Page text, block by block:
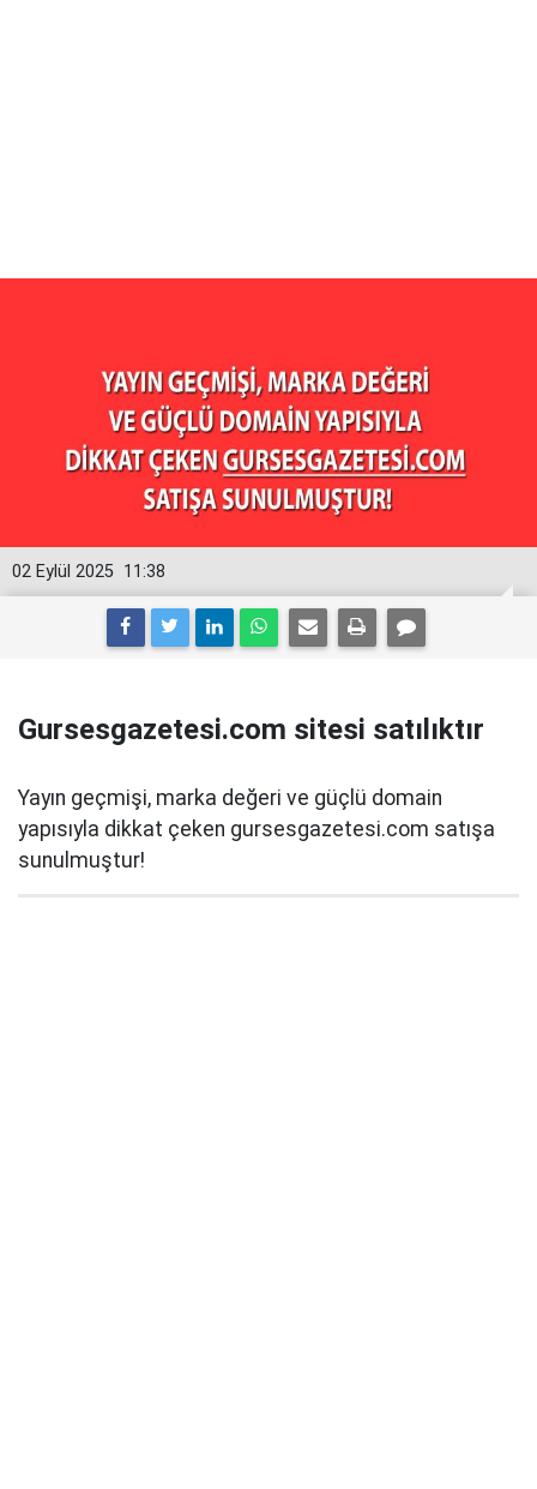
11:38
02 Eylül 2025
Gursesgazetesi.com sitesi satılıktır
Yayın geçmişi, marka değeri ve güçlü domain
yapısıyla dikkat çeken gursesgazetesi.com satışa
sunulmuştur!